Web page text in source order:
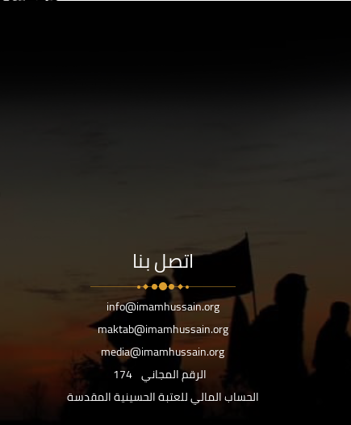
اتصل بنا
info@imamhussain.org
maktab@imamhussain.org
media@imamhussain.org
الرقم المجاني 174
الحساب المالي للعتبة الحسينية المقدسة